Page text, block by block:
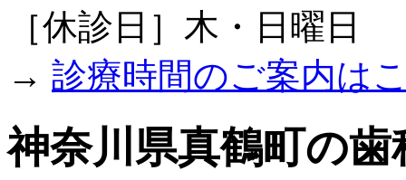
［休診日］木・日曜日
→ 診療時間のご案内は
神奈川県真鶴町の